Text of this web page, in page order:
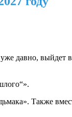
давно, выйдет
Также